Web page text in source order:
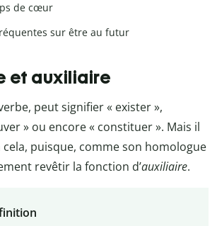
de cœur
sur être au futur
et auxiliaire
peut signifier « exister »,
» ou encore « constituer ». Mais il
cela, puisque, comme son homologue
revêtir la fonction d’auxiliaire.